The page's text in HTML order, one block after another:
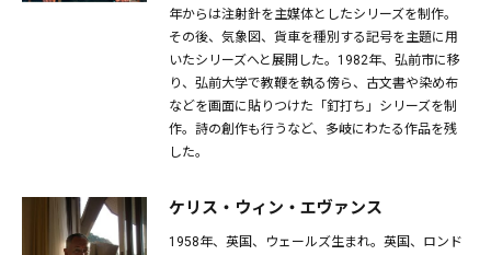
年からは注射針を主媒体としたシリーズを制作。
その後、気象図、貨車を種別する記号を主題に用
いたシリーズへと展開した。1982年、弘前市に移
り、弘前大学で教鞭を執る傍ら、古文書や染め布
などを画面に貼りつけた「釘打ち」シリーズを制
作。詩の創作も行うなど、多岐にわたる作品を残
した。
ケリス・ウィン・エヴァンス
1958年、英国、ウェールズ生まれ。英国、ロンド